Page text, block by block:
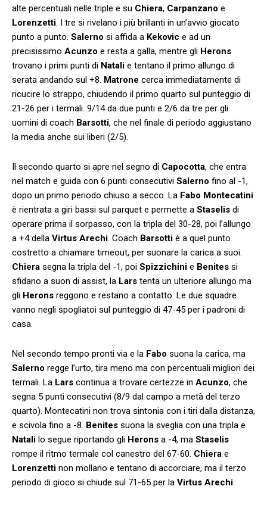
alte percentuali nelle triple e su Chiera, Carpanzano e
Lorenzetti. I tre si rivelano i più brillanti in un’avvio giocato
punto a punto. Salerno si affida a Kekovic e ad un
precisissimo Acunzo e resta a galla, mentre gli Herons
trovano i primi punti di Natali e tentano il primo allungo di
serata andando sul +8. Matrone cerca immediatamente di
ricucire lo strappo, chiudendo il primo quarto sul punteggio di
21-26 per i termali. 9/14 da due punti e 2/6 da tre per gli
uomini di coach Barsotti, che nel finale di periodo aggiustano
la media anche sui liberi (2/5).
Il secondo quarto si apre nel segno di Capocotta, che entra
nel match e guida con 6 punti consecutivi Salerno fino al -1,
dopo un primo periodo chiuso a secco. La Fabo Montecatini
è rientrata a giri bassi sul parquet e permette a Staselis di
operare prima il sorpasso, con la tripla del 30-28, poi l’allungo
a +4 della Virtus Arechi. Coach Barsotti è a quel punto
costretto a chiamare timeout, per suonare la carica a suoi.
Chiera segna la tripla del -1, poi Spizzichini e Benites si
sfidano a suon di assist, la Lars tenta un ulteriore allungo ma
gli Herons reggono e restano a contatto. Le due squadre
vanno negli spogliatoi sul punteggio di 47-45 per i padroni di
casa.
Nel secondo tempo pronti via e la Fabo suona la carica, ma
Salerno regge l’urto, tira meno ma con percentuali migliori dei
termali. La Lars continua a trovare certezze in Acunzo, che
segna 5 punti consecutivi (8/9 dal campo a metà del terzo
quarto). Montecatini non trova sintonia con i tiri dalla distanza,
e scivola fino a -8. Benites suona la sveglia con una tripla e
Natali lo segue riportando gli Herons a -4, ma Staselis
rompe il ritmo termale col canestro del 67-60. Chiera e
Lorenzetti non mollano e tentano di accorciare, ma il terzo
periodo di gioco si chiude sul 71-65 per la Virtus Arechi.